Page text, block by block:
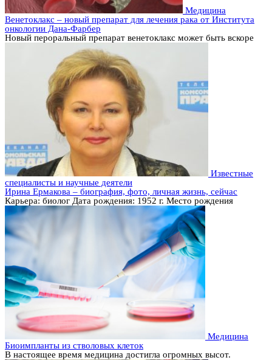
Медицина
Венетоклакс – новый препарат для лечения рака от Института
онкологии Дана-Фарбер
Новый пероральный препарат венетоклакс может быть вскоре
Известные
специалисты и научные деятели
Ирина Ермакова – биография, фото, личная жизнь, сейчас
Карьера: биолог Дата рождения: 1952 г. Место рождения
Медицина
Биоимпланты из стволовых клеток
В настоящее время медицина достигла огромных высот.